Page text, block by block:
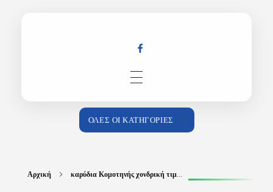
Αρχική
ΌΛΕΣ ΟΙ ΚΑΤΗΓΟΡΊΕΣ
Αρχική καρύδια Κομοτηνής χονδρική τιμ...